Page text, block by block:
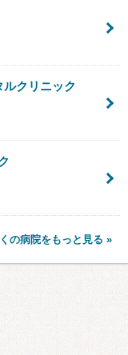
クリニック
の病院をもっと見る »